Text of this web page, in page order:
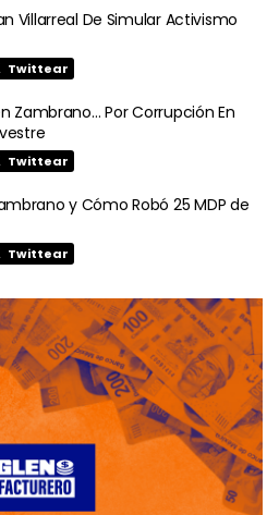
Villarreal De Simular Activismo
Twittear
Zambrano… Por Corrupción En
Twittear
y Cómo Robó 25 MDP de
Twittear